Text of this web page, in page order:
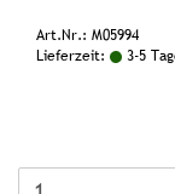
Art.Nr.: M05994
Lieferzeit:
3-5